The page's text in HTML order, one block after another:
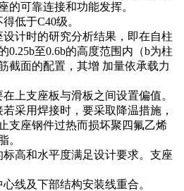
的可靠连接和功能发挥。
低于C40级。
计时的研究分析结果，即在自柱
0.25b至0.6b的高度范围内（b为柱
截面的配置，其增 加量依承载力
上支座板与滑板之间设置偏值。
若采用焊接时，要采取降温措施，
支座钢件过热而损坏聚四氟乙烯
。
高和水平度满足设计要求。支座
线及下部结构安装线重合。